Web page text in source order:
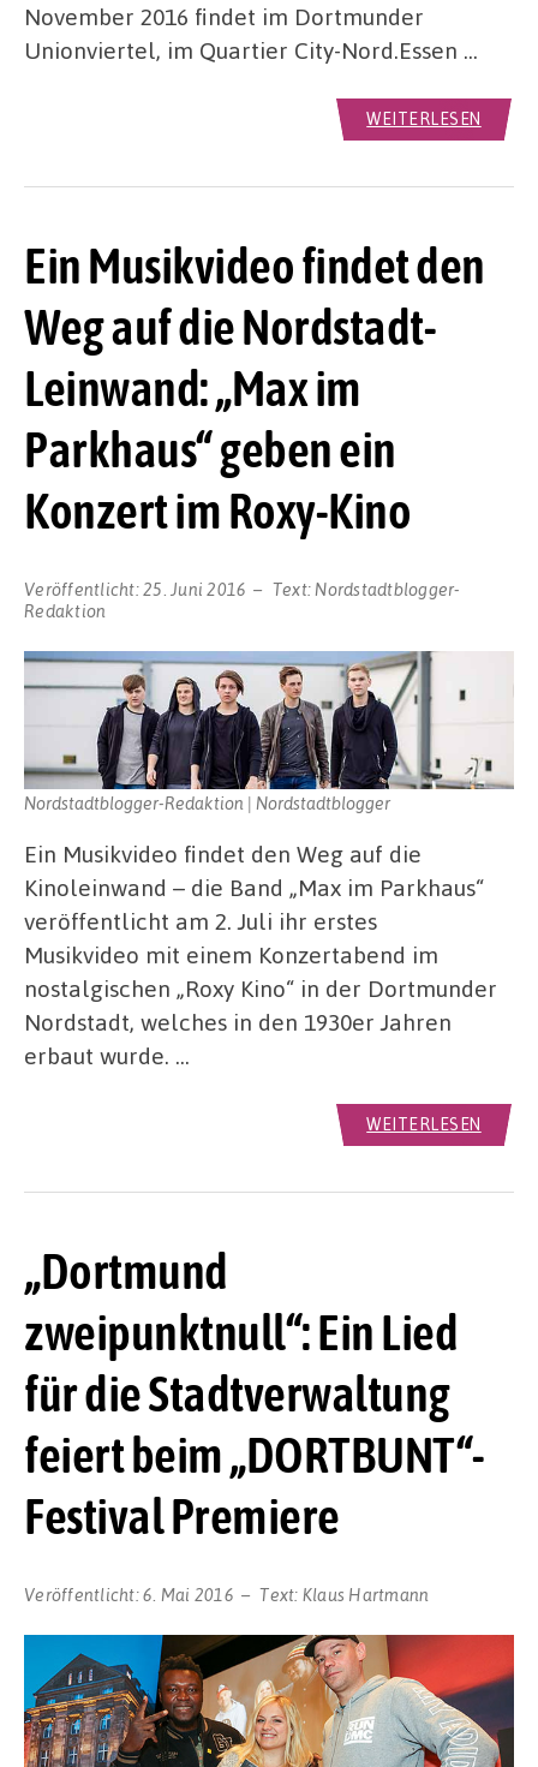
November 2016 findet im Dortmunder
Unionviertel, im Quartier City-Nord.Essen …
WEITERLESEN
Ein Musikvideo findet den
Weg auf die Nordstadt-
Leinwand: „Max im
Parkhaus“ geben ein
Konzert im Roxy-Kino
Veröffentlicht:25. Juni 2016 Text: Nordstadtblogger-
Redaktion
Nordstadtblogger-Redaktion | Nordstadtblogger
Ein Musikvideo findet den Weg auf die
Kinoleinwand – die Band „Max im Parkhaus“
veröffentlicht am 2. Juli ihr erstes
Musikvideo mit einem Konzertabend im
nostalgischen „Roxy Kino“ in der Dortmunder
Nordstadt, welches in den 1930er Jahren
erbaut wurde. …
WEITERLESEN
„Dortmund
zweipunktnull“: Ein Lied
für die Stadtverwaltung
feiert beim „DORTBUNT“-
Festival Premiere
Veröffentlicht:6. Mai 2016 Text: Klaus Hartmann